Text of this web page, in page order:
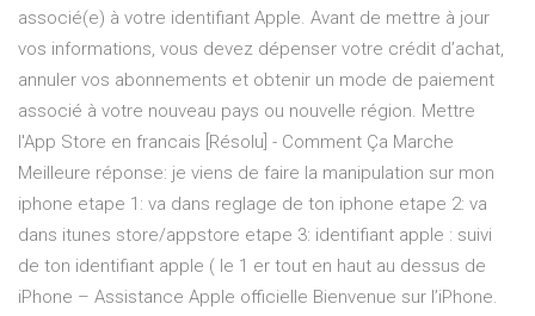
associé(e) à votre identifiant Apple. Avant de mettre à jour
vos informations, vous devez dépenser votre crédit d’achat,
annuler vos abonnements et obtenir un mode de paiement
associé à votre nouveau pays ou nouvelle région. Mettre
l'App Store en francais [Résolu] - Comment Ça Marche
Meilleure réponse: je viens de faire la manipulation sur mon
iphone etape 1: va dans reglage de ton iphone etape 2: va
dans itunes store/appstore etape 3: identifiant apple : suivi
de ton identifiant apple ( le 1 er tout en haut au dessus de
iPhone – Assistance Apple officielle Bienvenue sur l’iPhone.